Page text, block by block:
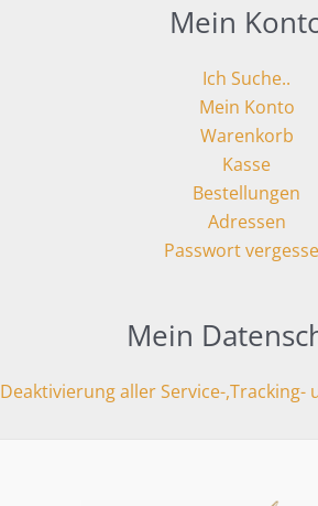
Mein
Ich Suche..
Mein Konto
Warenkorb
Kasse
Bestellungen
Adressen
Passwort
Mein
Deaktivierung aller Service-